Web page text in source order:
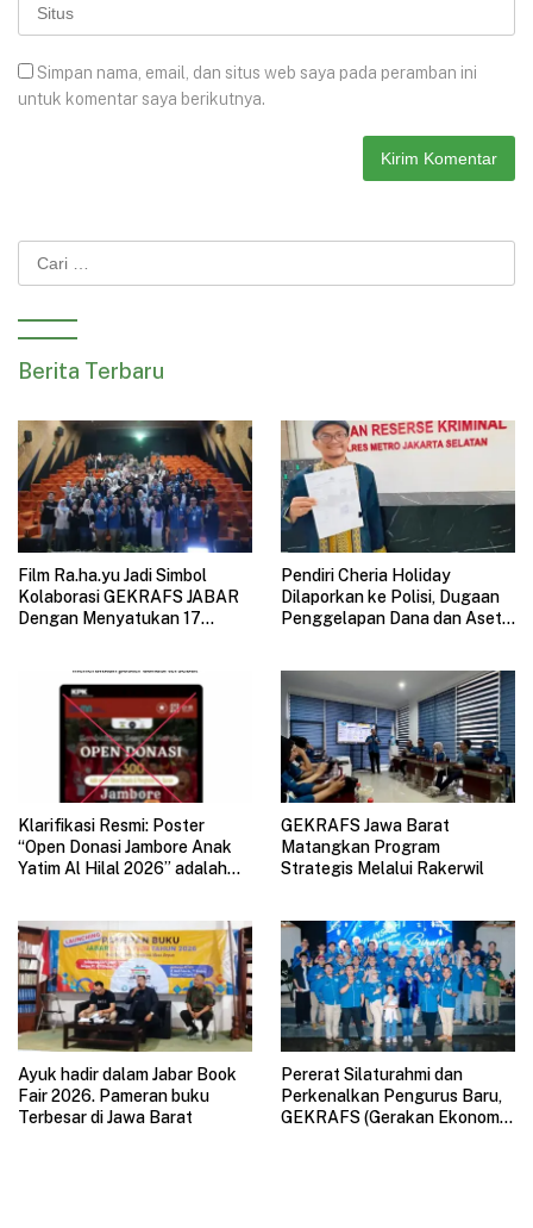
Simpan nama, email, dan situs web saya pada peramban ini
untuk komentar saya berikutnya.
Berita Terbaru
Film Ra.ha.yu Jadi Simbol
Kolaborasi GEKRAFS JABAR
Dengan Menyatukan 17
Pendiri Cheria Holiday
Dilaporkan ke Polisi, Dugaan
Penggelapan Dana dan Aset
Klarifikasi Resmi: Poster
“Open Donasi Jambore Anak
Yatim Al Hilal 2026” adalah
GEKRAFS Jawa Barat
Matangkan Program
Strategis Melalui Rakerwil
Ayuk hadir dalam Jabar Book
Fair 2026. Pameran buku
Terbesar di Jawa Barat
Pererat Silaturahmi dan
Perkenalkan Pengurus Baru,
GEKRAFS (Gerakan Ekonomi